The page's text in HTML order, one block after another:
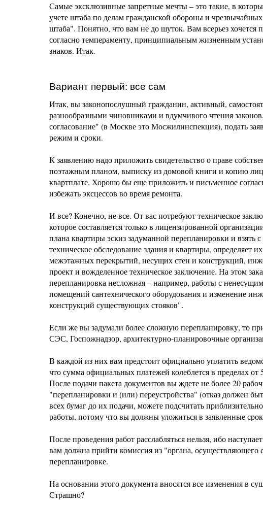
Самые эксклюзивные запретные мечты – это такие, в
учете штаба по делам гражданской обороны и
штаба". Понятно, что вам не до шуток. Вам всерьез хочется
согласно темпераменту, принципиальным жизненным
знаков. Итак.
Вариант первый: все сам
Итак, вы законопослушный гражданин, активный,
разнообразными чиновниками и вдумчивого чтения
согласование" (в Москве это Мосжилинспекция), подать
режим и сроки.
К заявлению надо приложить свидетельство о праве
поэтажным планом, выписку из домовой книги и копию
квартплате. Хорошо бы еще приложить и письменное
избежать эксцессов во время ремонта.
И все? Конечно, не все. От вас потребуют техническое
которое составляется только в лицензированной
плана квартиры эскиз задуманной перепланировки и
техническое обследование здания и квартиры, определяет
межэтажных перекрытий, несущих стен и конструкций,
проект и вожделенное техническое заключение. На этом
перепланировка несложная – например, работы с
помещений сантехнического оборудования и изменение
конструкций существующих стояков".
Если же вы задумали более сложную перепланировку, то
СЭС, Госпожнадзор, архитектурно-планировочные
В каждой из них вам предстоит официально уплатить
что сумма официальных платежей колеблется в пределах от
После подачи пакета документов вы ждете не более 20
"перепланировки и (или) переустройства" (отказ должен
всех бумаг до их подачи, можете подсчитать
работы, потому что вы должны уложиться в заявленные
После проведения работ расслабляться нельзя, ибо
вам должна прийти комиссия из "органа, осуществляющего
перепланировке.
На основании этого документа вносятся все изменения в
Страшно?